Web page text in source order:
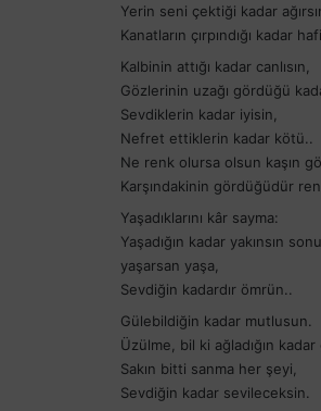
i
:
Yerin seni çektiği kadar
Kanatların çırpındığı kadar
Kalbinin attığı kadar canlısın,
Gözlerinin uzağı gördüğü
Sevdiklerin kadar iyisin,
Nefret ettiklerin kadar kötü..
Ne renk olursa olsun kaşın
Karşındakinin gördüğüdür
Yaşadıklarını kâr sayma:
Yaşadığın kadar yakınsın
yaşarsan yaşa,
Sevdiğin kadardır ömrün..
Gülebildiğin kadar mutlusun.
Üzülme, bil ki ağladığın
Sakın bitti sanma her şeyi,
Sevdiğin kadar sevileceksin.